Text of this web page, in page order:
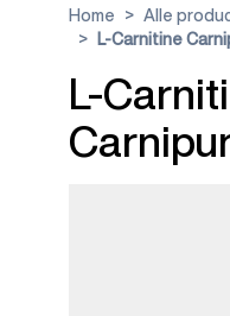
Home > Alle
> L-Carnitine
L-